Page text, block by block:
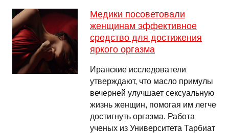
Медики посоветовали
женщинам эффективное
средство для достижения
яркого оргазма
Иранские исследователи
утверждают, что масло примулы
вечерней улучшает сексуальную
жизнь женщин, помогая им легче
достигнуть оргазма. Работа
ученых из Университета Тарбиат